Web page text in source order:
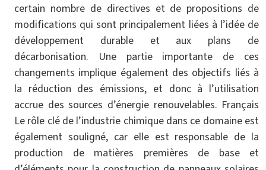
certain nombre de directives et de propositions de
modifications qui sont principalement liées à l’idée de
développement durable et aux plans de
décarbonisation. Une partie importante de ces
changements implique également des objectifs liés à
la réduction des émissions, et donc à l’utilisation
accrue des sources d’énergie renouvelables. Français
Le rôle clé de l’industrie chimique dans ce domaine est
également souligné, car elle est responsable de la
production de matières premières de base et